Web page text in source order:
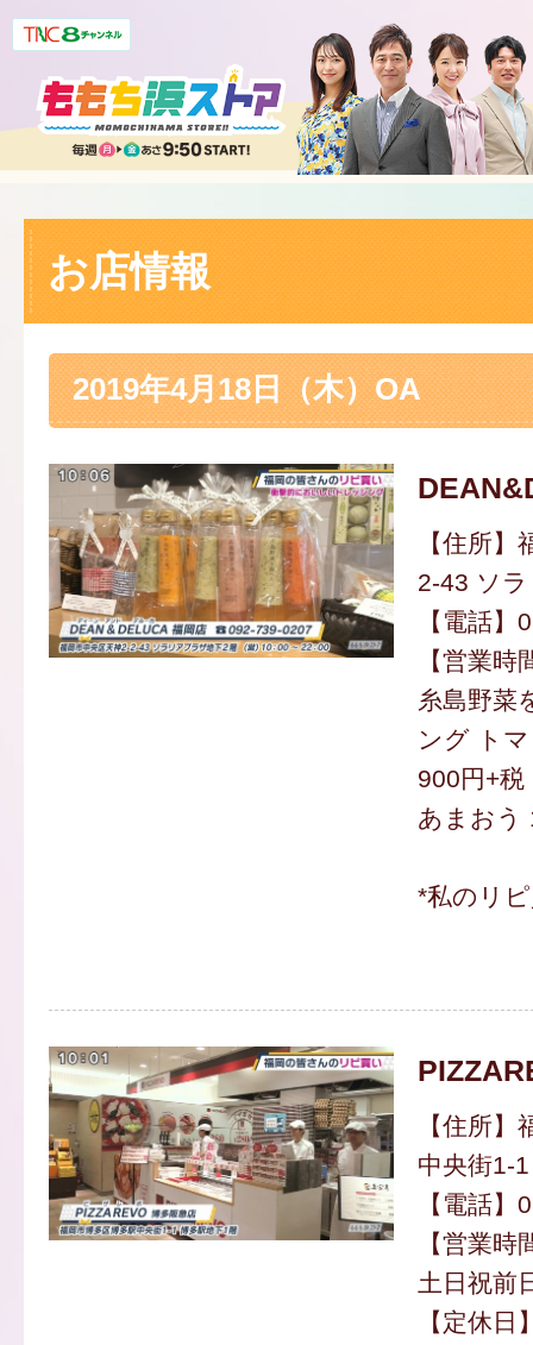
お店情報
2019年4月18日（木）OA
【住所
2-43 ソ
【電話
【営業
糸島野菜
ング ト
900円+税
あまおう
*私のリ
【住所
中央街1-1
【電話
【営業
土日祝前
【定休日